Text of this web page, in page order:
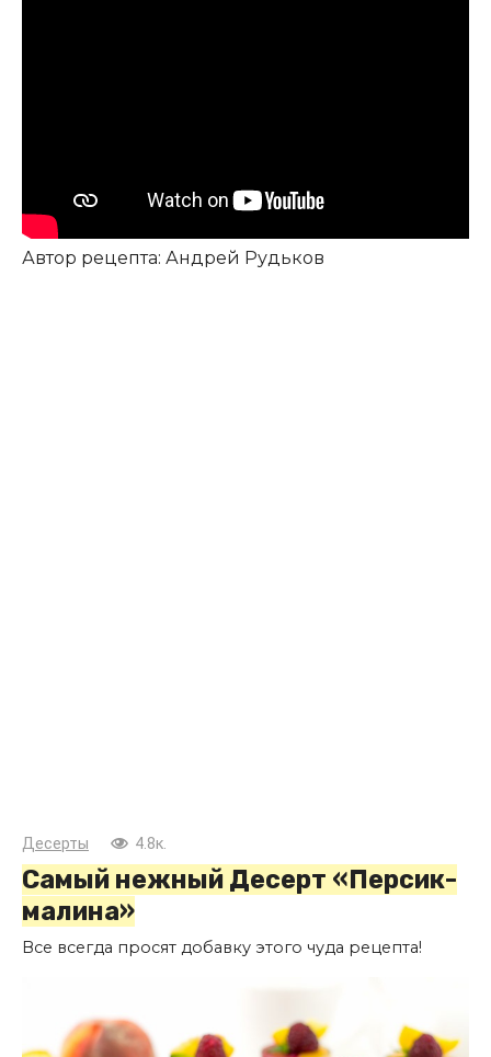
Автор рецепта: Андрей Рудьков
Десерты 4.8к.
Самый нежный Десерт «Персик-
малина»
Все всегда просят добавку этого чуда рецепта!